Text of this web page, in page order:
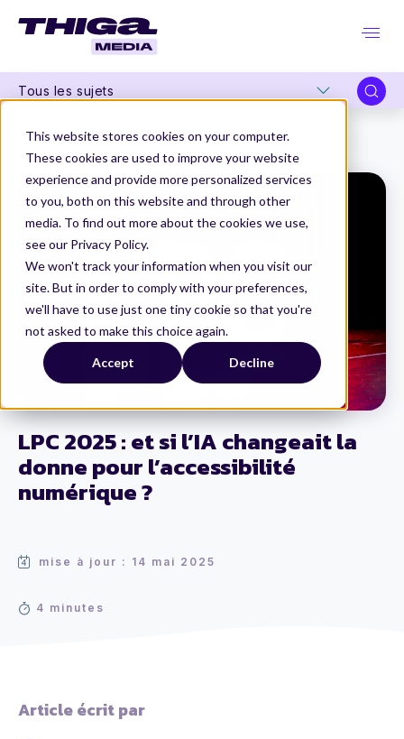
This website stores cookies on your computer.
These cookies are used to improve your website
experience and provide more personalized services
to you, both on this website and through other
media. To find out more about the cookies we use,
see our Privacy Policy.
We won't track your information when you visit our
site. But in order to comply with your preferences,
we'll have to use just one tiny cookie so that you're
not asked to make this choice again.
Accept Decline
Tous les sujets
LPC 2025 : et si l’IA changeait la
donne pour l’accessibilité
numérique ?
mise à jour : 14 mai 2025
4 minutes
Thiga Media
La Product Conf
Article écrit par